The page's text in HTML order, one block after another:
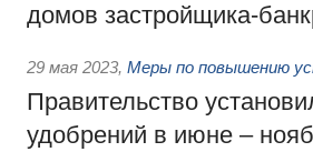
домов застройщика-
29 мая 2023, Меры по повышению
Правительство
удобрений в июне –